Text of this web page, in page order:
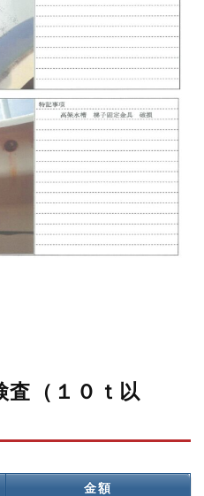
査（１０ｔ以
金額